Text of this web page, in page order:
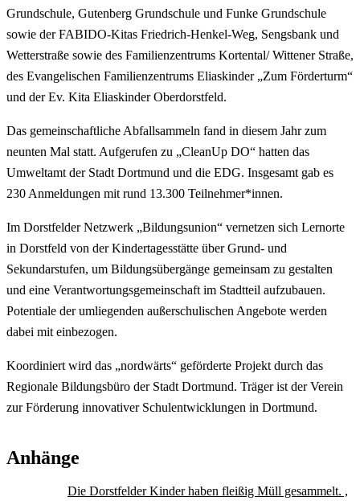
Grundschule, Gutenberg Grundschule und Funke Grundschule
sowie der FABIDO-Kitas Friedrich-Henkel-Weg, Sengsbank und
Wetterstraße sowie des Familienzentrums Kortental/ Wittener Straße,
des Evangelischen Familienzentrums Eliaskinder „Zum Förderturm“
und der Ev. Kita Eliaskinder Oberdorstfeld.
Das gemeinschaftliche Abfallsammeln fand in diesem Jahr zum
neunten Mal statt. Aufgerufen zu „CleanUp DO“ hatten das
Umweltamt der Stadt Dortmund und die EDG. Insgesamt gab es
230 Anmeldungen mit rund 13.300 Teilnehmer*innen.
Im Dorstfelder Netzwerk „Bildungsunion“ vernetzen sich Lernorte
in Dorstfeld von der Kindertagesstätte über Grund- und
Sekundarstufen, um Bildungsübergänge gemeinsam zu gestalten
und eine Verantwortungsgemeinschaft im Stadtteil aufzubauen.
Potentiale der umliegenden außerschulischen Angebote werden
dabei mit einbezogen.
Koordiniert wird das „nordwärts“ geförderte Projekt durch das
Regionale Bildungsbüro der Stadt Dortmund. Träger ist der Verein
zur Förderung innovativer Schulentwicklungen in Dortmund.
Anhänge
Die Dorstfelder Kinder haben fleißig Müll gesammelt. ,